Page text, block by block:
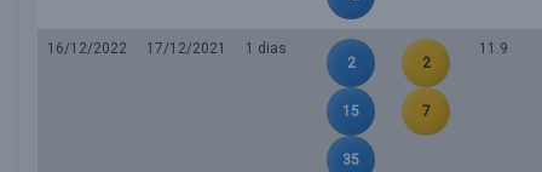
16/12/2022 17/12/2021
1 dias
2
15
35
2
7
11.9